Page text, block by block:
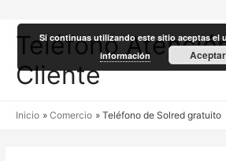
Teléfono
Cliente
Inicio Comercio Teléfono de Solred gratuito
Si continuas utilizando este sitio aceptas el
información
Aceptar